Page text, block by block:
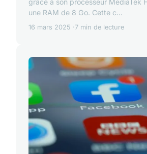
grâce à son processeur MediaTek
une RAM de 8 Go. Cette c...
16 mars 2025 7 min de lecture